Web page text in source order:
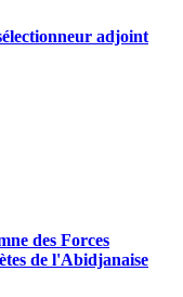
adjoint
des Forces
de l'Abidjanaise